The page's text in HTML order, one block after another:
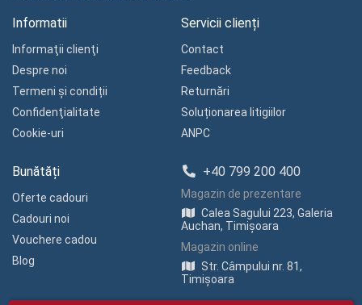
Informatii
Informaţii clienţi
Despre noi
Termeni și condiții
Confidenţialitate
Cookie-uri
Servicii clienți
Contact
Feedback
Returnări
Soluționarea litigiilor
ANPC
Bunătăți
Oferte cadouri
Cadouri noi
Vouchere cadou
Blog
+40 799 200 400
Magazin de prezentare
Calea Sagului 223, Galeria
Auchan, Timișoara
Magazin online
Str. Câmpului nr. 81,
Timișoara